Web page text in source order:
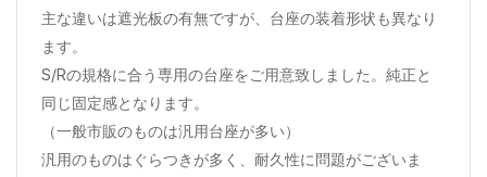
主な違いは遮光板の有無ですが、台座の装着形状も異なり
ます。
S/Rの規格に合う専用の台座をご用意致しました。純正と
同じ固定感となります。
（一般市販のものは汎用台座が多い）
汎用のものはぐらつきが多く、耐久性に問題がございま